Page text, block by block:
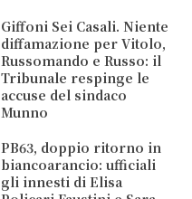
Giffoni Sei Casali. Niente
diffamazione per Vitolo,
Russomando e Russo: il
Tribunale respinge le
accuse del sindaco
Munno
PB63, doppio ritorno in
biancoarancio: ufficiali
gli innesti di Elisa